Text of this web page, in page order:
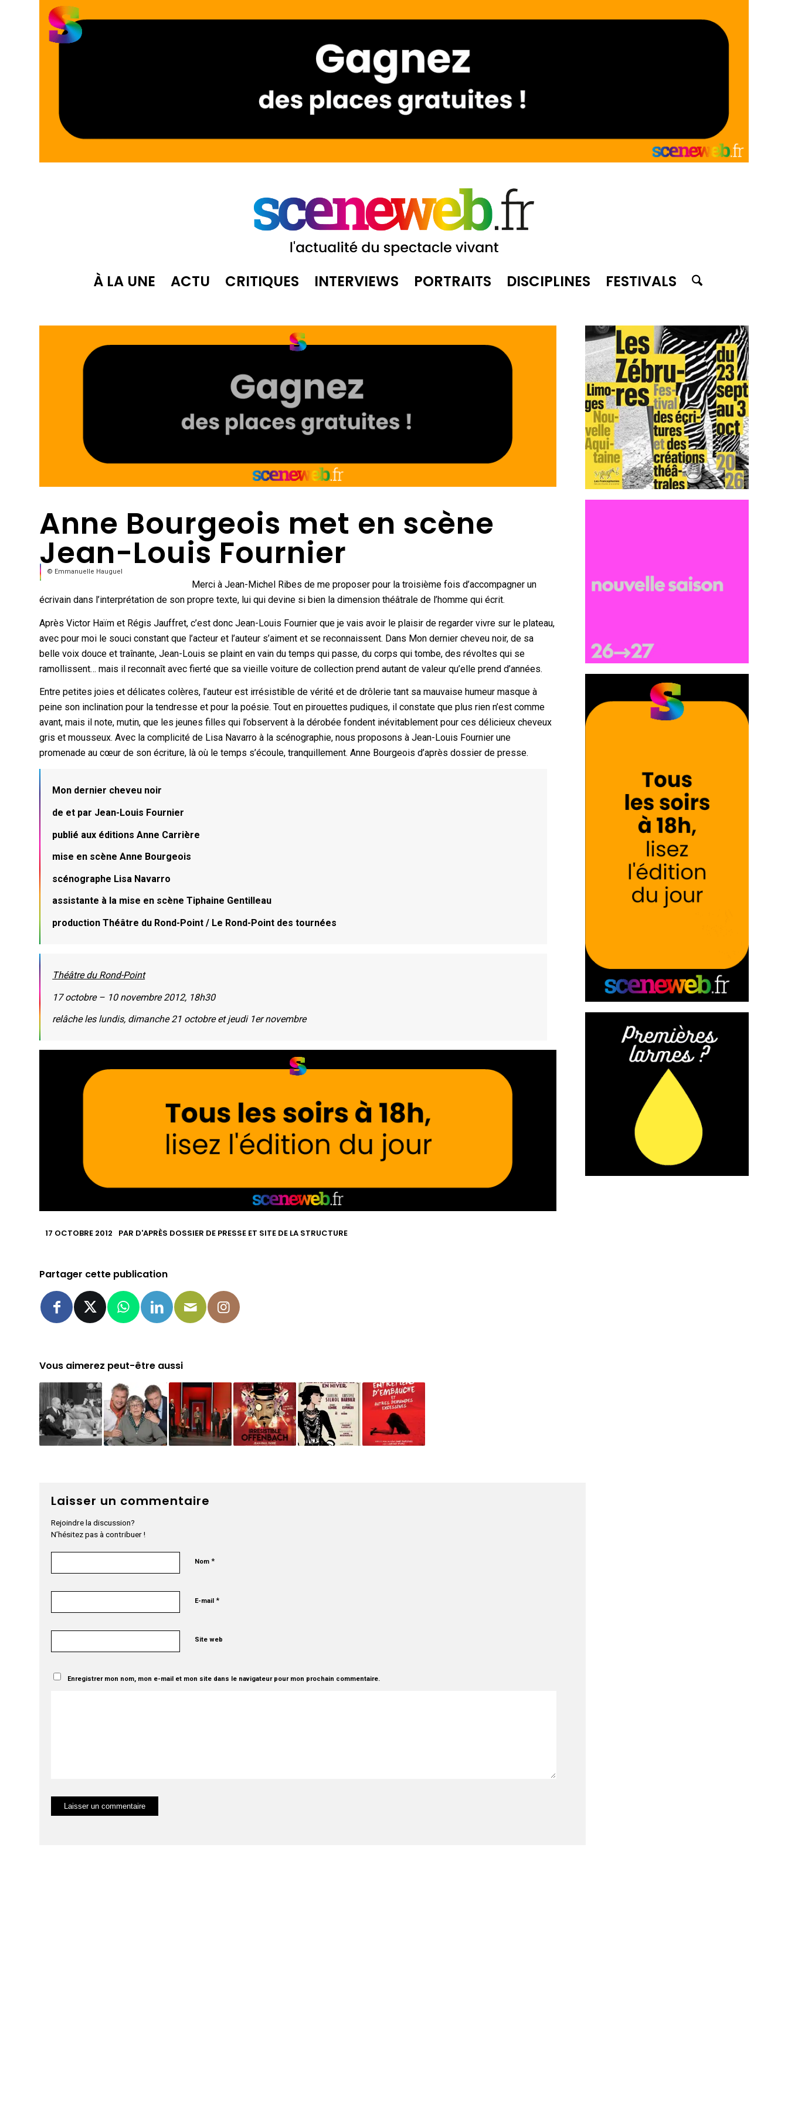
À LA UNE ACTU CRITIQUES INTERVIEWS PORTRAITS DISCIPLINES FESTIVALS
Anne Bourgeois met en scène
Jean-Louis Fournier
© Emmanuelle Hauguel
Merci à Jean-Michel Ribes de me proposer pour la troisième fois d’accompagner un
écrivain dans l’interprétation de son propre texte, lui qui devine si bien la dimension théâtrale de l’homme qui écrit.
Après Victor Haïm et Régis Jauffret, c’est donc Jean-Louis Fournier que je vais avoir le plaisir de regarder vivre sur le plateau,
avec pour moi le souci constant que l’acteur et l’auteur s’aiment et se reconnaissent. Dans Mon dernier cheveu noir, de sa
belle voix douce et traînante, Jean-Louis se plaint en vain du temps qui passe, du corps qui tombe, des révoltes qui se
ramollissent… mais il reconnaît avec fierté que sa vieille voiture de collection prend autant de valeur qu’elle prend d’années.
Entre petites joies et délicates colères, l’auteur est irrésistible de vérité et de drôlerie tant sa mauvaise humeur masque à
peine son inclination pour la tendresse et pour la poésie. Tout en pirouettes pudiques, il constate que plus rien n’est comme
avant, mais il note, mutin, que les jeunes filles qui l’observent à la dérobée fondent inévitablement pour ces délicieux cheveux
gris et mousseux. Avec la complicité de Lisa Navarro à la scénographie, nous proposons à Jean-Louis Fournier une
promenade au cœur de son écriture, là où le temps s’écoule, tranquillement. Anne Bourgeois d’après dossier de presse.
Mon dernier cheveu noir
de et par Jean-Louis Fournier
publié aux éditions Anne Carrière
mise en scène Anne Bourgeois
scénographe Lisa Navarro
assistante à la mise en scène Tiphaine Gentilleau
production Théâtre du Rond-Point / Le Rond-Point des tournées
Théâtre du Rond-Point
17 octobre – 10 novembre 2012, 18h30
relâche les lundis, dimanche 21 octobre et jeudi 1er novembre
17 OCTOBRE 2012 PAR D'APRÈS DOSSIER DE PRESSE ET SITE DE LA STRUCTURE
Partager cette publication
Vous aimerez peut-être aussi
Laisser un commentaire
Rejoindre la discussion?
N’hésitez pas à contribuer !
Nom*
E-mail*
Site web
Enregistrer mon nom, mon e-mail et mon site dans le navigateur pour mon prochain commentaire.